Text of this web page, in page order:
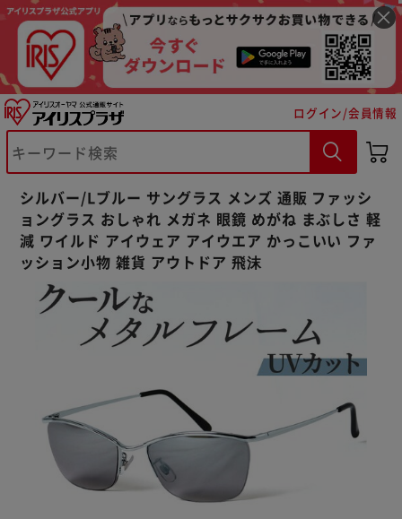
ログイン/会員情報
シルバー/Lブルー サングラス メンズ 通販 ファッシ
ョングラス おしゃれ メガネ 眼鏡 めがね まぶしさ 軽
減 ワイルド アイウェア アイウエア かっこいい ファ
ッション小物 雑貨 アウトドア 飛沫
※ご確認ください
カートに入れる 購入手続きへ